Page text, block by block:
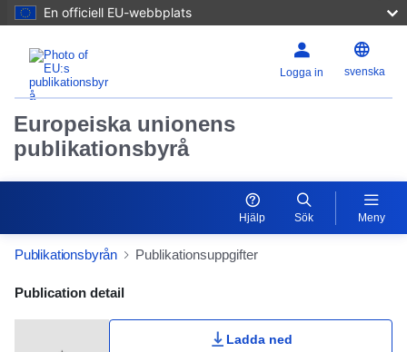
En officiell EU-webbplats
Logga in svenska
Europeiska unionens
publikationsbyrå
Hjälp Sök Meny
Publikationsbyrån Publikationsuppgifter
Publication Detail Actions Portlet
Publication detail
Ladda ned